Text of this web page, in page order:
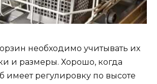
необходимо учитывать их
и размеры. Хорошо, когда
имеет регулировку по высоте